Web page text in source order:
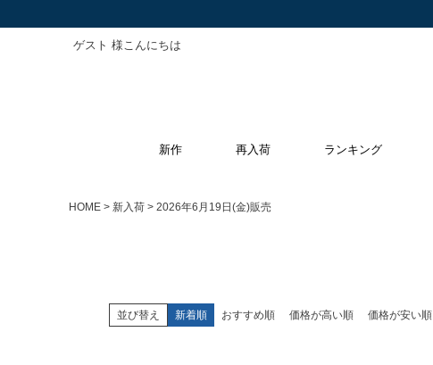
ゲスト 様こんにちは
新作 再入荷 ランキング
HOME 新入荷 2026年6月19日(金)販売
並び替え 新着順 おすすめ順 価格が高い順 価格が安い順